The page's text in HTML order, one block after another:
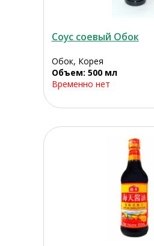
Соус соевый Обок
Обок, Корея
Объем: 500 мл
Временно нет